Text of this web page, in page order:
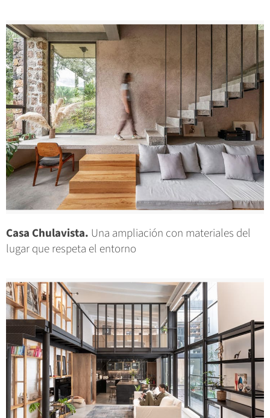
Casa Chulavista. Una ampliación con materiales del
lugar que respeta el entorno